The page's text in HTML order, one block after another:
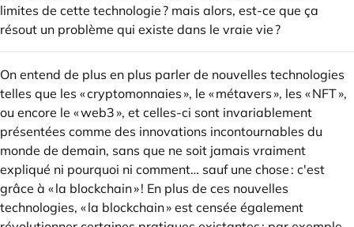
limites de cette technologie ? mais alors, est-ce que ça
résout un problème qui existe dans le vraie vie ?
On entend de plus en plus parler de nouvelles technologies
telles que les « cryptomonnaies », le « métavers », les « NFT »,
ou encore le « web3 », et celles-ci sont invariablement
présentées comme des innovations incontournables du
monde de demain, sans que ne soit jamais vraiment
expliqué ni pourquoi ni comment… sauf une chose : c'est
grâce à « la blockchain » ! En plus de ces nouvelles
technologies, « la blockchain » est censée également